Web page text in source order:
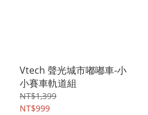
Vtech 聲光城市嘟嘟車-小
小賽車軌道組
NT$1,399
NT$999